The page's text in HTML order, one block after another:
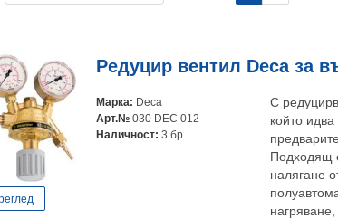
Редуцир вентил Deca за
Марка: Deca
Арт.№ 030 DEC 012
Наличност: 3 бр
С
който
Подходящ
налягане